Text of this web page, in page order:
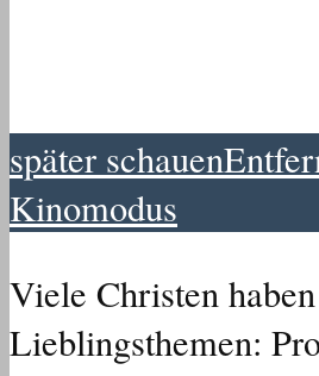
später schauen
Kinomodus
Viele Christen
Lieblingsthemen: